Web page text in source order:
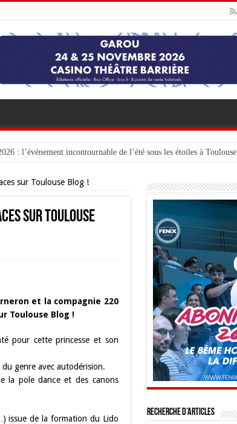
: l’événement incontournable de l’été sous les étoiles à Toulouse
sur Toulouse Blog !
sur Toulouse
et la compagnie 220
Toulouse Blog !
pour cette princesse et son
genre avec autodérision.
la pole dance et des canons
issue de la formation du Lido
Recherche d’articles